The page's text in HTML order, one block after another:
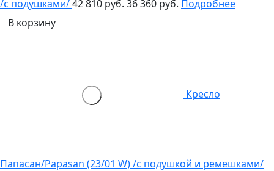
/с подушками/42 810 руб. 36 360 руб. Подробнее
В корзину
Кресло
Папасан/Papasan (23/01 W) /с подушкой и ремешками/